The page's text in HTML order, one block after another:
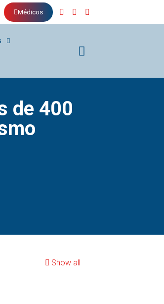
Médicos
de 400
Show all